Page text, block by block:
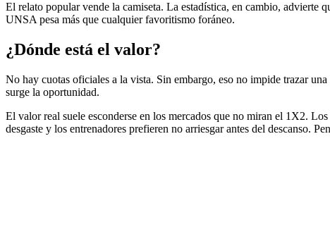
El relato popular vende la camiseta. La estadística, en cambio, advierte
UNSA pesa más que cualquier favoritismo foráneo.
¿Dónde está el valor?
No hay cuotas oficiales a la vista. Sin embargo, eso no impide trazar
surge la oportunidad.
El valor real suele esconderse en los mercados que no miran el 1X2.
desgaste y los entrenadores prefieren no arriesgar antes del descanso.